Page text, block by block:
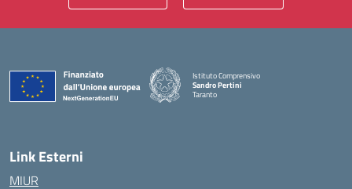
Istituto Comprensivo
Sandro Pertini
Taranto
Link Esterni
MIUR